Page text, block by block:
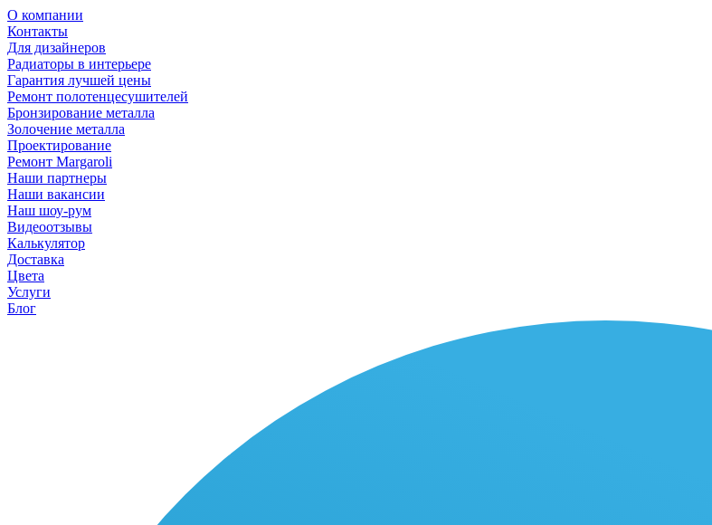
О компании
Контакты
Для дизайнеров
Радиаторы в интерьере
Гарантия лучшей цены
Ремонт полотенцесушителей
Бронзирование металла
Золочение металла
Проектирование
Ремонт Margaroli
Наши партнеры
Наши вакансии
Наш шоу-рум
Видеоотзывы
Калькулятор
Доставка
Цвета
Услуги
Блог